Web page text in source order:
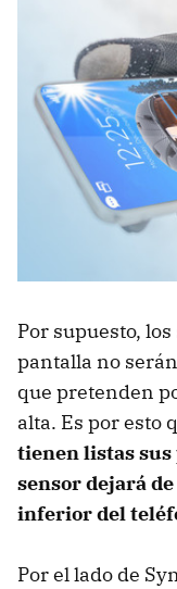
Por supuesto,
pantalla no
que pretenden
alta. Es por esto
tienen listas sus
sensor dejará
inferior del
Por el lado de